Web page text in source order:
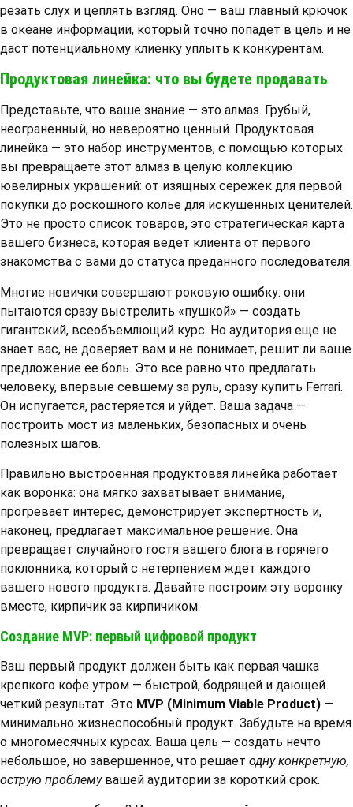
резать слух и цеплять взгляд. Оно — ваш главный крючок
в океане информации, который точно попадет в цель и не
даст потенциальному клиенку уплыть к конкурентам.
Продуктовая линейка: что вы будете продавать
Представьте, что ваше знание — это алмаз. Грубый,
неограненный, но невероятно ценный. Продуктовая
линейка — это набор инструментов, с помощью которых
вы превращаете этот алмаз в целую коллекцию
ювелирных украшений: от изящных сережек для первой
покупки до роскошного колье для искушенных ценителей.
Это не просто список товаров, это стратегическая карта
вашего бизнеса, которая ведет клиента от первого
знакомства с вами до статуса преданного последователя.
Многие новички совершают роковую ошибку: они
пытаются сразу выстрелить «пушкой» — создать
гигантский, всеобъемлющий курс. Но аудитория еще не
знает вас, не доверяет вам и не понимает, решит ли ваше
предложение ее боль. Это все равно что предлагать
человеку, впервые севшему за руль, сразу купить Ferrari.
Он испугается, растеряется и уйдет. Ваша задача —
построить мост из маленьких, безопасных и очень
полезных шагов.
Правильно выстроенная продуктовая линейка работает
как воронка: она мягко захватывает внимание,
прогревает интерес, демонстрирует экспертность и,
наконец, предлагает максимальное решение. Она
превращает случайного гостя вашего блога в горячего
поклонника, который с нетерпением ждет каждого
вашего нового продукта. Давайте построим эту воронку
вместе, кирпичик за кирпичиком.
Создание MVP: первый цифровой продукт
Ваш первый продукт должен быть как первая чашка
крепкого кофе утром — быстрой, бодрящей и дающей
четкий результат. Это MVP (Minimum Viable Product) —
минимально жизнеспособный продукт. Забудьте на время
о многомесячных курсах. Ваша цель — создать нечто
небольшое, но завершенное, что решает одну конкретную,
острую проблемувашей аудитории за короткий срок.